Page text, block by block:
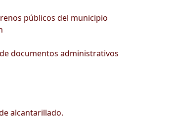
públicos del municipio
documentos administrativos
alcantarillado.